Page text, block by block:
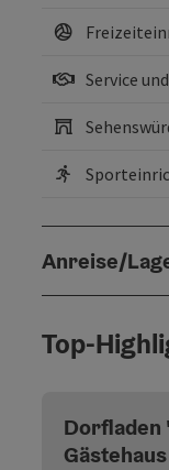
Service
Anreise/
Top-
Dorfladen